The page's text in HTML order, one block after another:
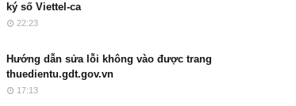
ký số Viettel-ca
22:23
Hướng dẫn sửa lỗi không vào được trang
thuedientu.gdt.gov.vn
17:13